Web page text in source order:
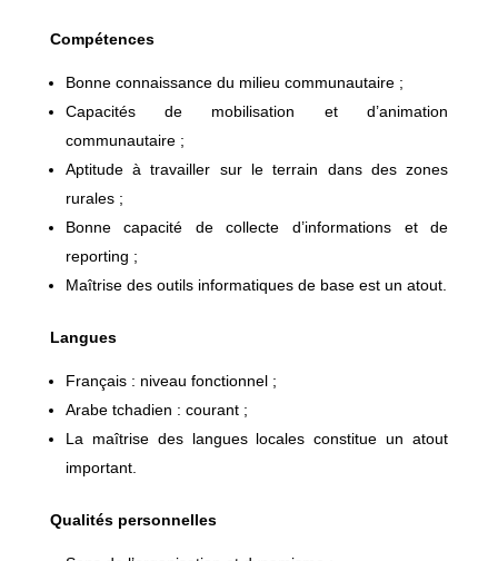
Compétences
Bonne connaissance du milieu communautaire ;
Capacités de mobilisation et d’animation
communautaire ;
Aptitude à travailler sur le terrain dans des zones
rurales ;
Bonne capacité de collecte d’informations et de
reporting ;
Maîtrise des outils informatiques de base est un atout.
Langues
Français : niveau fonctionnel ;
Arabe tchadien : courant ;
La maîtrise des langues locales constitue un atout
important.
Qualités personnelles